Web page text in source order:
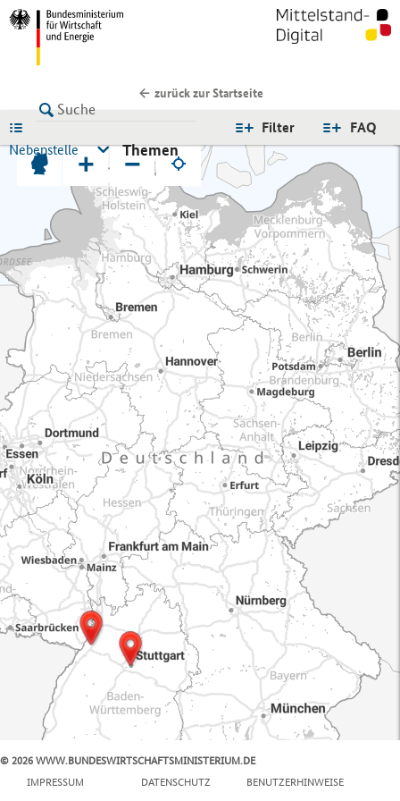
zurück zur Startseite
FAQ
Filter
Nebenstelle
Themen
+ −
© 2026 WWW.BUNDESWIRTSCHAFTSMINISTERIUM.DE
IMPRESSUM
DATENSCHUTZ BENUTZERHINWEISE